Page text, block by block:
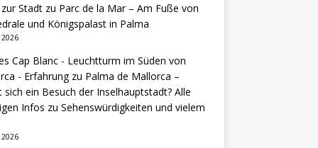
Stadtzu Parc de la Mar – Am Fuße von
und Königspalast in Palma
Cap Blanc - Leuchtturm im Süden von
- Erfahrungzu Palma de Mallorca –
sich ein Besuch der Inselhauptstadt? Alle
Infos zu Sehenswürdigkeiten und vielem